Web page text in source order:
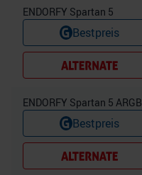
ENDORFY Spartan 5
Bestpreis
ENDORFY Spartan 5 ARGB
Bestpreis